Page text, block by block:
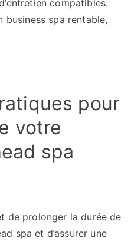
compatibles.
business spa rentable,
pour
votre
spa
de prolonger la durée de
spa et d’assurer une